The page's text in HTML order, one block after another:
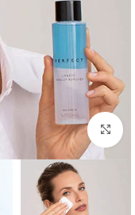
بزرگنمایی تصویر